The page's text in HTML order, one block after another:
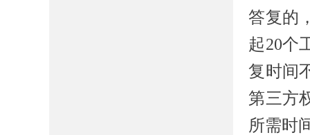
答复的
起20个
复时间
第三方
所需时